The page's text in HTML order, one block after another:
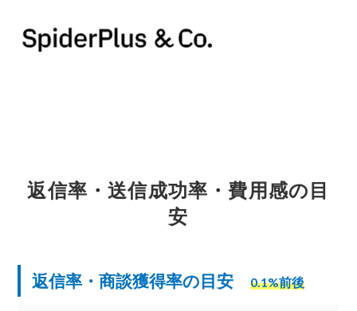
返信率・送信成功率・費用感の目
安
返信率・商談獲得率の目安 0.1%前後